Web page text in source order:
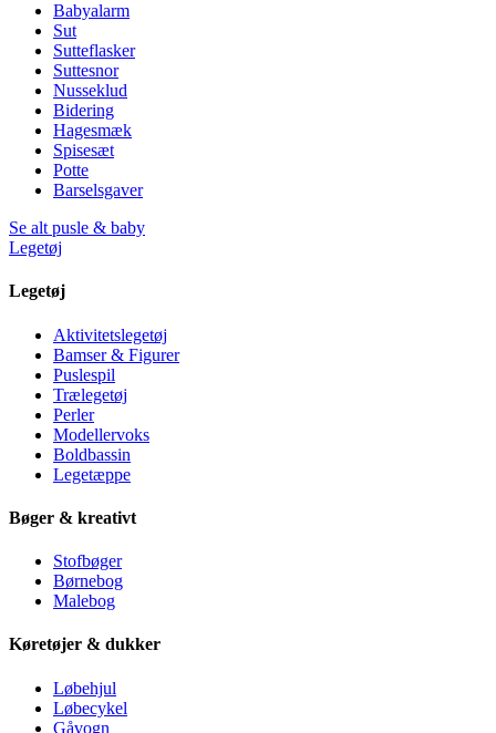
Babyalarm
Sut
Sutteflasker
Suttesnor
Nusseklud
Bidering
Hagesmæk
Spisesæt
Potte
Barselsgaver
Se alt pusle & baby
Legetøj
Legetøj
Aktivitetslegetøj
Bamser & Figurer
Puslespil
Trælegetøj
Perler
Modellervoks
Boldbassin
Legetæppe
Bøger & kreativt
Stofbøger
Børnebog
Malebog
Køretøjer & dukker
Løbehjul
Løbecykel
Gåvogn